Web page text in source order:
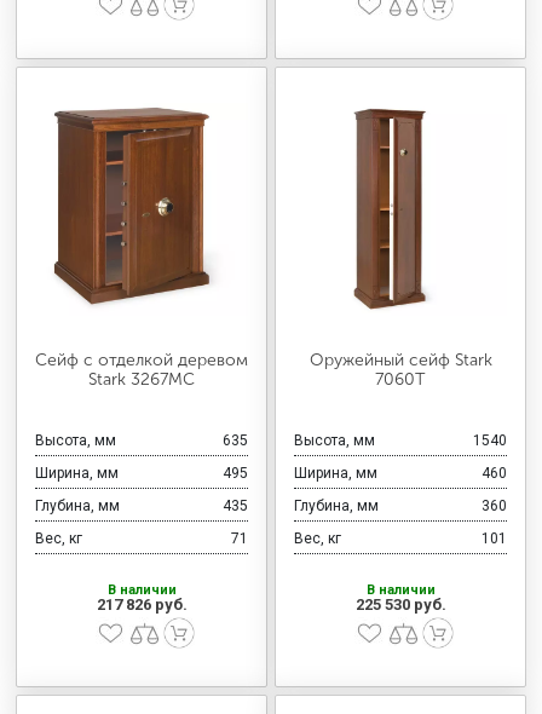
Сейф с отделкой деревом
Stark 3267MC
Высота, мм
635
Ширина, мм
495
Глубина, мм
435
Вес, кг
71
В наличии
217 826 руб.
Оружейный сейф Stark
7060T
Высота, мм
1540
Ширина, мм
460
Глубина, мм
360
Вес, кг
101
В наличии
225 530 руб.